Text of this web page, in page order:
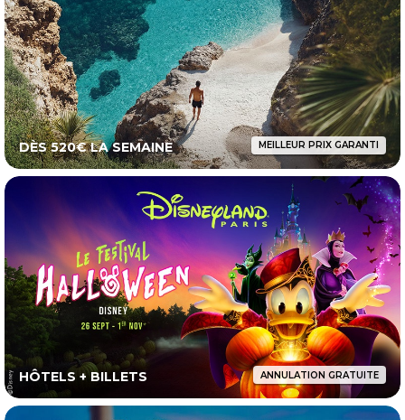
DÈS 520€ LA SEMAINE MEILLEUR PRIX GARANTI
HÔTELS + BILLETS ANNULATION GRATUITE